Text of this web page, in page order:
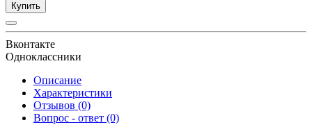
Купить
Вконтакте
Одноклассники
Описание
Характеристики
Отзывов (0)
Вопрос - ответ (0)